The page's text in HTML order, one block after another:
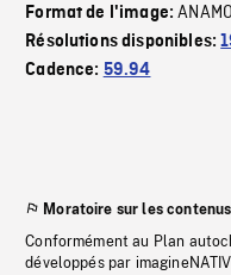
Format de l'image:
Résolutions disponibles:
Cadence: 59.94
Moratoire sur les
Conformément au Plan
développés par